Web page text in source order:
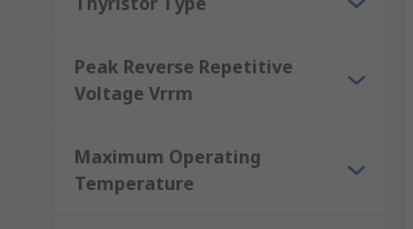
Peak Reverse Repetitive
Voltage Vrrm
Maximum Operating
Temperature